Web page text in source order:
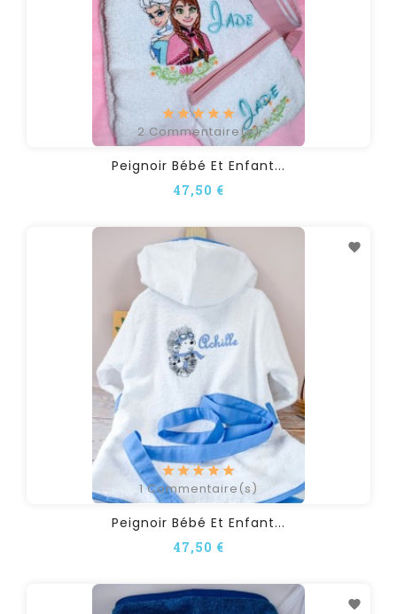
2Commentaire(s)
Peignoir Bébé Et Enfant...
47,50 €
1Commentaire(s)
Peignoir Bébé Et Enfant...
47,50 €